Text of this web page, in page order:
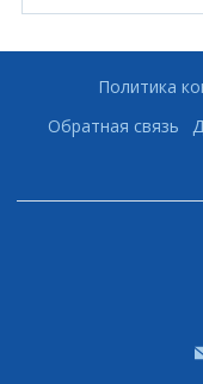
Политика
Обратная связь